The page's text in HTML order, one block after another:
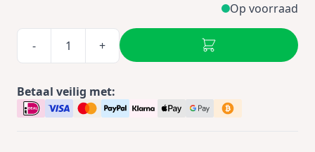
Op voorraad
- +
Betaal veilig met: